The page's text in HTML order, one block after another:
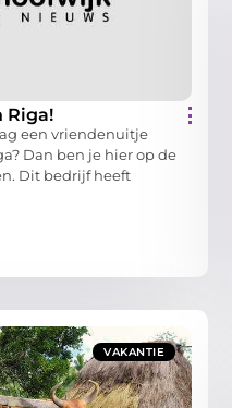
Riga!
een vriendenuitje
Dan ben je hier op de
Dit bedrijf heeft
VAKANTIE